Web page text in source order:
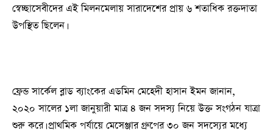
স্বেচ্ছাসেবীদের এই মিলনমেলায় সারাদেশের প্রায় ৬ শতাধিক রক্তদাতা
উপস্থিত ছিলেন।
ফ্রেন্ড সার্কেল ব্লাড ব্যাংকের এডমিন মেহেদী হাসান ইমন জানান,
২০২০ সালের ১লা জানুয়ারী মাত্র ৪ জন সদস্য নিয়ে উক্ত সংগঠন যাত্রা
শুরু করে। প্রাথমিক পর্যায়ে মেসেঞ্জার গ্রুপের ৩০ জন সদস্যের মধ্যে